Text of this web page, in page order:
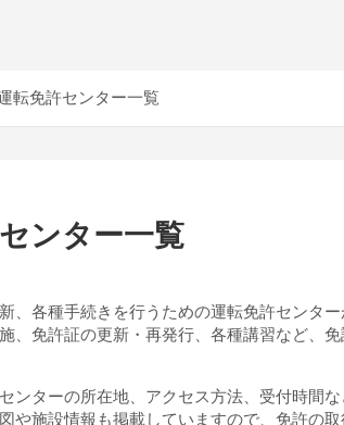
転免許センター一覧
ンター一覧
、各種手続きを行うための運転免許センタ
、免許証の更新・再発行、各種講習など、
ンターの所在地、アクセス方法、受付時間
や施設情報も掲載していますので、免許の